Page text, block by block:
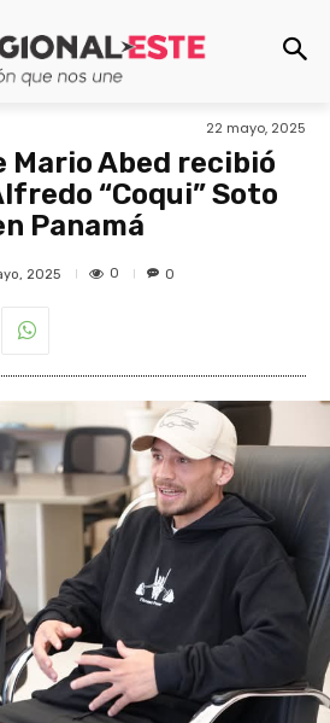
22 mayo, 2025
Mario Abed recibió
“Coqui” Soto
Panamá
2025 0 0